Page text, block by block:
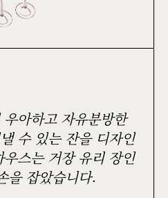
아하고 자유분방한
수 있는 잔을 디자인
스는 거장 유리 장인
잡았습니다.